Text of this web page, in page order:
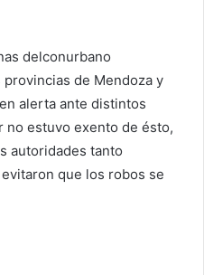
delconurbano
de Mendoza y
alerta ante distintos
no estuvo exento de ésto,
autoridades tanto
que los robos se